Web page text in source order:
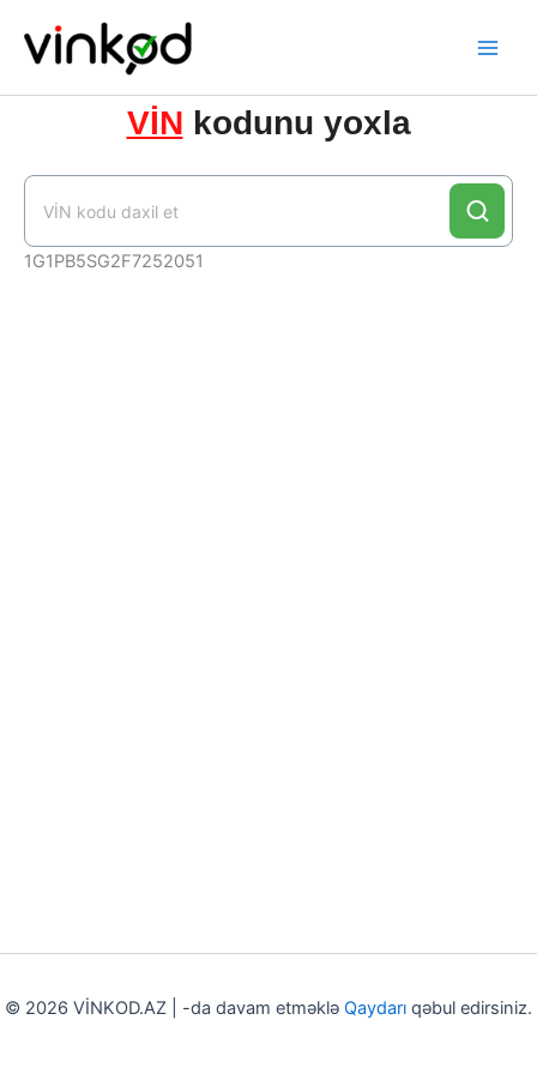
content
VİN kodunu yoxla
1G1PB5SG2F7252051
© 2026 VİNKOD.AZ | -da davam etməklə Qaydarı qəbul edirsiniz.